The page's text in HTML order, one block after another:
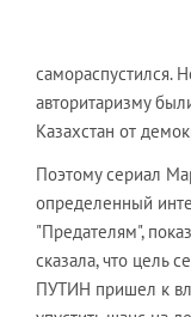
самораспустился.
авторитаризму
Казахстан от
Поэтому сериал
определенный
"Предателям",
сказала, что цель
ПУТИН пришел к